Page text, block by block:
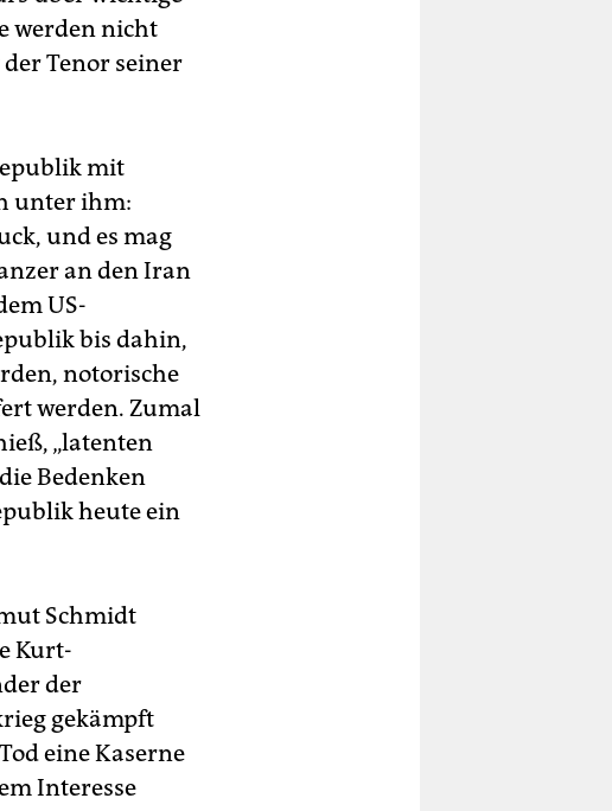
werden nicht
Tenor seiner
mit
unter ihm:
und es mag
an den Iran
US-
bis dahin,
notorische
werden. Zumal
„latenten
Bedenken
heute ein
Schmidt
Kurt-
der
gekämpft
eine Kaserne
Interesse